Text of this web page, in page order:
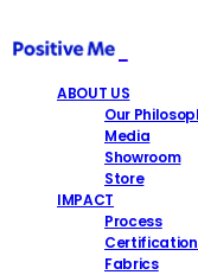
ABOUT US
Our
Media
Showroom
Store
IMPACT
Process
Fabrics